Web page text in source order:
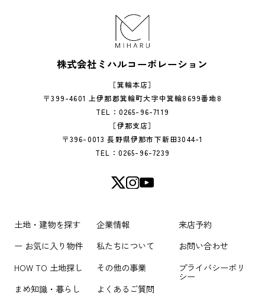
株式会社ミハルコーポレーション
［箕輪本店］
〒399-4601 上伊那郡箕輪町大字中箕輪8699番地8
TEL：0265-96-7119
［伊那支店］
〒396-0013 長野県伊那市下新田3044-1
TEL：0265-96-7239
土地・建物を探す
ー お気に入り物件
HOW TO 土地探し
まめ知識・暮らし
企業情報
私たちについて
その他の事業
よくあるご質問
来店予約
お問い合わせ
プライバシーポリ
シー